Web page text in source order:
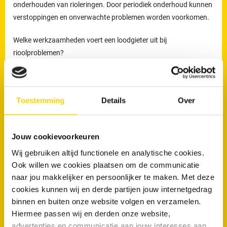
Toestemming Details Over
Jouw cookievoorkeuren
Wij gebruiken altijd functionele en analytische cookies.
Ook willen we cookies plaatsen om de communicatie
naar jou makkelijker en persoonlijker te maken. Met deze
cookies kunnen wij en derde partijen jouw internetgedrag
binnen en buiten onze website volgen en verzamelen.
Hiermee passen wij en derden onze website,
advertenties en communicatie aan jouw interesses aan.
onderhouden van rioleringen. Door periodiek onderhoud kunnen
verstoppingen en onverwachte problemen worden voorkomen.
Welke werkzaamheden voert een loodgieter uit bij
rioolproblemen?
De loodgieters van RRS worden ingezet voor het verhelpen van
inspecteren en preventief onderhouden van rioleringen.
Preventief onderhoud helpt om ophoping van vuil tijdig te
en onverwachte kosten.
Loodgieters voor ontstopping van uw WC
of afvoer in Franeker
Wanneer is een loodgieter nodig bij een verstopte wc of afvoer?
Een loodgieter is nodig wanneer een toilet of afvoer niet meer